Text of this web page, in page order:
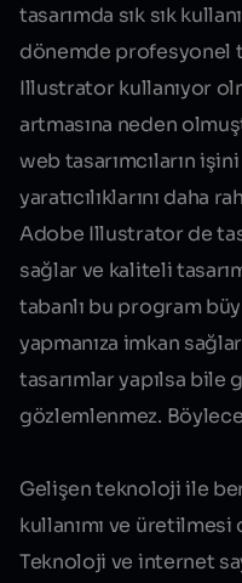
tasarımda sık sık
dönemde profesyonel
Illustrator kullanıyor
artmasına neden
web tasarımcıların
yaratıcılıklarını daha
Adobe Illustrator de
sağlar ve kaliteli
tabanlı bu program
yapmanıza imkan
tasarımlar yapılsa
gözlemlenmez.
Gelişen teknoloji ile
kullanımı ve
Teknoloji ve internet